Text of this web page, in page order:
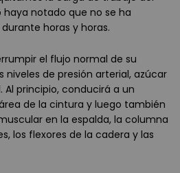
haya notado que no se ha
horas y horas.
el flujo normal de su
niveles de presión arterial, azúcar
Al principio, conducirá a un
de la cintura y luego también
en la espalda, la columna
los flexores de la cadera y las